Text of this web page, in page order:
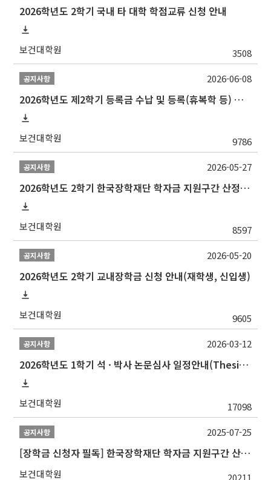
2026학년도 2학기 국내 타 대학 학점교류 신청 안내
보건대학원 3508
공지사항
2026학년도 제2학기 등록금 수납 및 등록(휴복학 등) 일정 안내
보건대학원 9786
2026-06-08
공지사항
2026학년도 2학기 한국장학재단 학자금 지원구간 산정 신청 안내
보건대학원 8597
2026-05-27
공지사항
2026학년도 2학기 교내장학금 신청 안내(재학생, 신입생)
보건대학원 9605
2026-05-20
공지사항
2026학년도 1학기 석 · 박사 논문심사 일정안내(Thesis Defense Schedules)
보건대학원 17098
2026-03-12
공지사항
[장학금 신청자 필독] 한국장학재단 학자금 지원구간 산정 권고
보건대학원 20211
2025-07-25